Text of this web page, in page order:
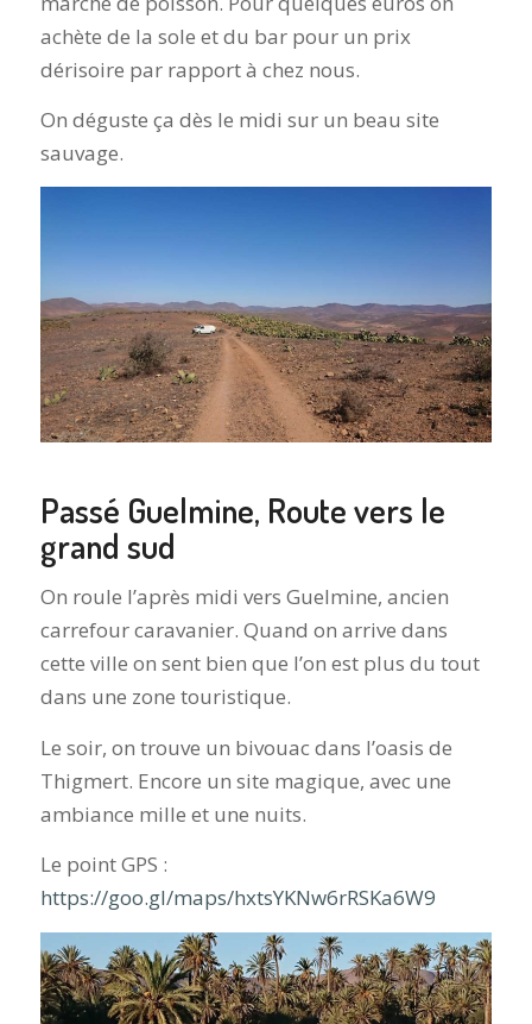
achète de la sole et du bar pour un prix
dérisoire par rapport à chez nous.
On déguste ça dès le midi sur un beau site
sauvage.
Passé Guelmine, Route vers le
grand sud
On roule l’après midi vers Guelmine, ancien
carrefour caravanier. Quand on arrive dans
cette ville on sent bien que l’on est plus du tout
dans une zone touristique.
Le soir, on trouve un bivouac dans l’oasis de
Thigmert. Encore un site magique, avec une
ambiance mille et une nuits.
Le point GPS :
https://goo.gl/maps/hxtsYKNw6rRSKa6W9